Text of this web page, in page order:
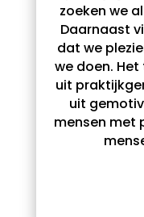
zoeken we
Daarnaast
dat we
we doen.
uit
uit
mensen met